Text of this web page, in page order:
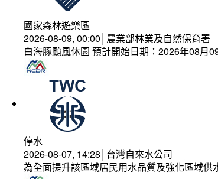
國家森林遊樂區
2026-08-09, 00:00│農業部林業及自然保育署
白海豚颱風休園 預計開始日期：2026年08月
停水
2026-08-07, 14:28│台灣自來水公司
為全面提升該區域居民用水品質及強化區域